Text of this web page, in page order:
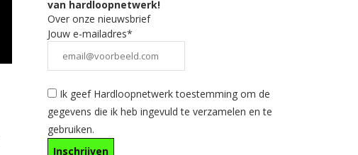
van hardloopnetwerk!
Over onze nieuwsbrief
Jouw e-mailadres*
Ik geef Hardloopnetwerk toestemming om de
gegevens die ik heb ingevuld te verzamelen en te
gebruiken.